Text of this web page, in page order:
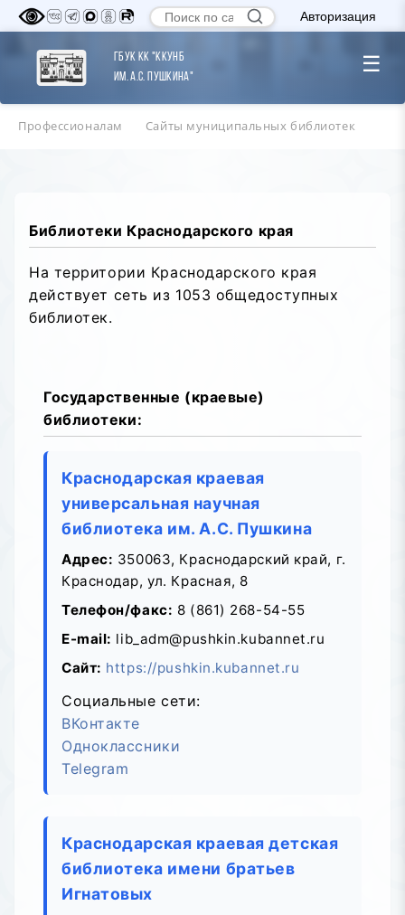
Авторизация
ГБУК КК "ККУНБ
им. А.С. Пушкина"
☰
Профессионалам Сайты муниципальных библиотек
Библиотеки Краснодарского края
На территории Краснодарского края
действует сеть из 1053 общедоступных
библиотек.
Государственные (краевые)
библиотеки:
Краснодарская краевая
универсальная научная
библиотека им. А.С. Пушкина
Адрес: 350063, Краснодарский край, г.
Краснодар, ул. Красная, 8
Телефон/факс: 8 (861) 268-54-55
E-mail: lib_adm@pushkin.kubannet.ru
Сайт: https://pushkin.kubannet.ru
Социальные сети:
ВКонтакте
Одноклассники
Telegram
Краснодарская краевая детская
библиотека имени братьев
Игнатовых